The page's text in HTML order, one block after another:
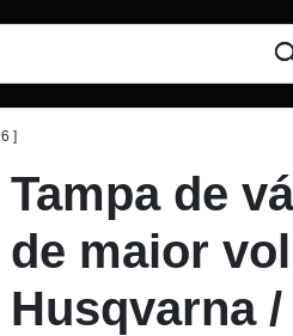
]
Tampa de
de maior
Husqvarna /